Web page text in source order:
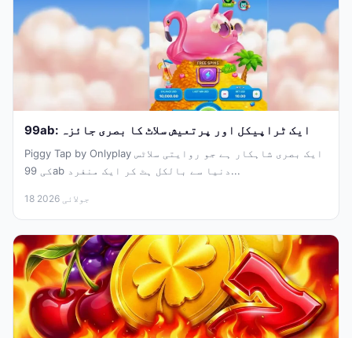
99ab: ایک ٹراپیکل اور پرتعیش سلاٹ کا بصری جائزہ
Piggy Tap by Onlyplay ایک بصری شاہکار ہے جو روایتی سلاٹس
کی 99ab دنیا سے بالکل ہٹ کر ایک منفرد...
18 جولائی 2026